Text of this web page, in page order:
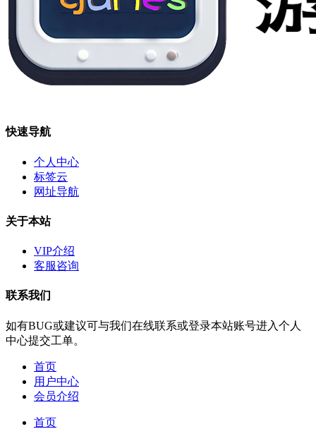
快速导航
个人中心
标签云
网址导航
关于本站
VIP介绍
客服咨询
联系我们
如有BUG或建议可与我们在线联系或登录本站账号进入个人
中心提交工单。
首页
用户中心
会员介绍
首页